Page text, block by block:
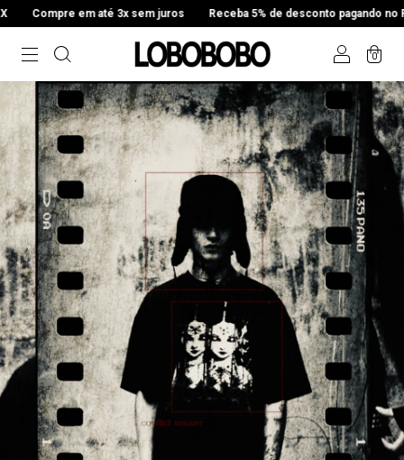
3x sem juros Receba 5% de desconto pagando no PIX Compre em
0